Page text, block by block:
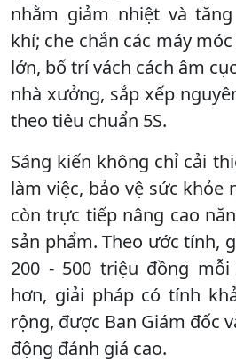
nhằm giảm nhiệt và
khí; che chắn các máy
lớn, bố trí vách cách âm
nhà xưởng, sắp xếp
theo tiêu chuẩn 5S.
Sáng kiến không chỉ cải
làm việc, bảo vệ sức khỏe
còn trực tiếp nâng cao
sản phẩm. Theo ước tính,
200 - 500 triệu đồng
hơn, giải pháp có tính
rộng, được Ban Giám đốc
động đánh giá cao.